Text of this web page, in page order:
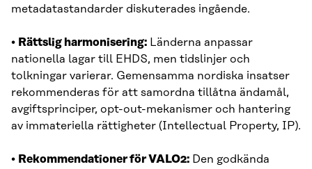
metadatastandarder diskuterades ingående.
• Rättslig harmonisering: Länderna anpassar
nationella lagar till EHDS, men tidslinjer och
tolkningar varierar. Gemensamma nordiska insatser
rekommenderas för att samordna tillåtna ändamål,
avgiftsprinciper, opt-out-mekanismer och hantering
av immateriella rättigheter (Intellectual Property, IP).
• Rekommendationer för VALO2: Den godkända